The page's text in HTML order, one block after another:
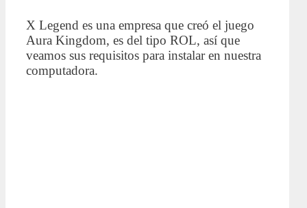
X Legend es una empresa que creó el juego
Aura Kingdom, es del tipo ROL, así que
veamos sus requisitos para instalar en nuestra
computadora.